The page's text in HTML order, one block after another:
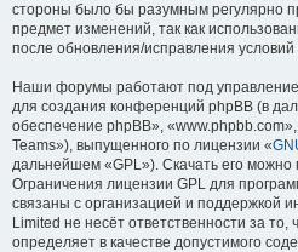
стороны было бы разумным регулярно
предмет изменений, так как
после обновления/исправления
Наши форумы работают под
для создания конференций phpBB (в
обеспечение phpBB»,
Teams»), выпущенного по лицензии «
дальнейшем «GPL»). Скачать его можно
Ограничения лицензии GPL для
связаны с организацией и поддержкой
Limited не несёт ответственности за
определяет в качестве допустимого